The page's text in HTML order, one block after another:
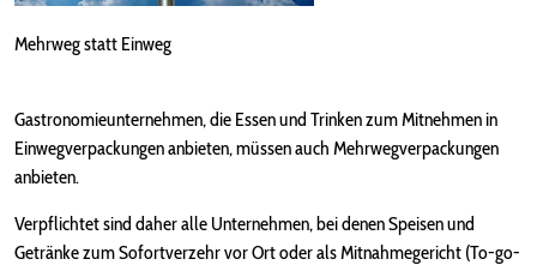
Mehrweg statt Einweg
Gastronomieunternehmen, die Essen und Trinken zum Mitnehmen in
Einwegverpackungen anbieten, müssen auch Mehrwegverpackungen
anbieten.
Verpflichtet sind daher alle Unternehmen, bei denen Speisen und
Getränke zum Sofortverzehr vor Ort oder als Mitnahmegericht (To-go-